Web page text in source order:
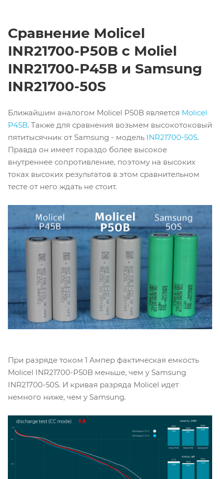
Сравнение Molicel
INR21700-P50B с Moliel
INR21700-P45B и Samsung
INR21700-50S
Ближайшим аналогом Molicel P50B является Molicel
P45B. Также для сравнения возьмем высокотоковый
пятитысячник от Samsung - модель INR21700-50S.
Правда он имеет гораздо более высокое
внутреннее сопротивление, поэтому на высоких
токах высоких результатов в этом сравнительном
тесте от него ждать не стоит.
При разряде током 1 Ампер фактическая емкость
Molicel INR21700-P50B меньше, чем у Samsung
INR21700-50S. И кривая разряда Molicel идет
немного ниже, чем у Samsung.